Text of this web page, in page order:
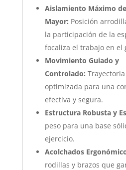
Aislamiento Máximo
Mayor: Posición
la participación de la
focaliza el trabajo en el
Movimiento Guiado y
Controlado:
optimizada para una
efectiva y segura.
Estructura Robusta y
peso para una base
ejercicio.
Acolchados
rodillas y brazos que